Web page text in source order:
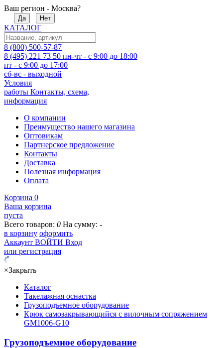
Ваш регион - Москва?
Да Нет
КАТАЛОГ
8 (800) 500-57-87
8 (495) 221 73 50 пн-чт - с 9:00 до 18:00
пт - с 9:00 до 17:00
сб-вс - выходной
Условия
работы Контакты, схема,
информация
О компании
Преимущество нашего магазина
Оптовикам
Партнерское предложение
Контакты
Доставка
Полезная информация
Оплата
Корзина 0
Ваша корзина
пуста
Всего товаров: 0 На сумму: -
в корзину оформить
Аккаунт ВОЙТИ Вход
или регистрация
×Закрыть
Каталог
Такелажная оснастка
Грузоподъемное оборудование
Крюк самозакрывающийся с вилочным сопряжением
GM1006-G10
Грузоподъемное оборудование